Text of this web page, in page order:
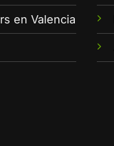
en Valencia